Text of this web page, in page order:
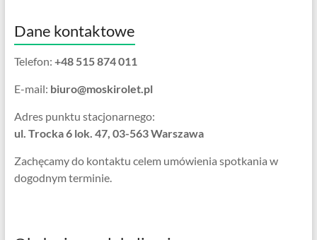
Dane kontaktowe
Telefon: +48 515 874 011
E-mail: biuro@moskirolet.pl
Adres punktu stacjonarnego:
ul. Trocka 6 lok. 47, 03-563 Warszawa
Zachęcamy do kontaktu celem umówienia spotkania w
dogodnym terminie.